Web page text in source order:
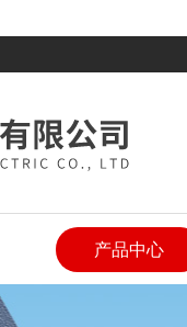
产品中心